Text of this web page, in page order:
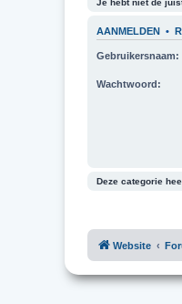
Je hebt niet de
AANMELDEN •
Gebruikersnaam:
Wachtwoord:
Deze categorie
Website